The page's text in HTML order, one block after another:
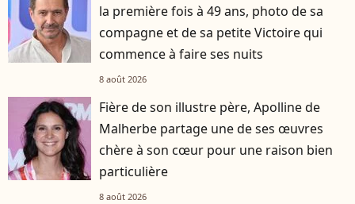
la première fois à 49 ans, photo de sa
compagne et de sa petite Victoire qui
commence à faire ses nuits
8 août 2026
Fière de son illustre père, Apolline de
Malherbe partage une de ses œuvres
chère à son cœur pour une raison bien
particulière
8 août 2026